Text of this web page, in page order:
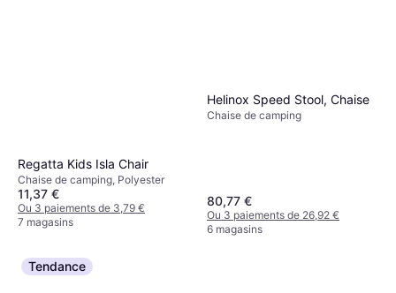
Regatta Kids Isla Chair
Chaise de camping, Polyester
11,37 €
Ou 3 paiements de 3,79 €
7 magasins
Helinox Speed Stool, Chaise
Chaise de camping
80,77 €
Ou 3 paiements de 26,92 €
6 magasins
Tendance